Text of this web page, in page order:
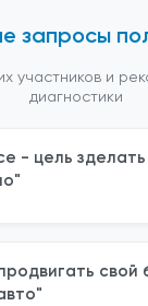
запросы
участников и
диагностики
- цель
свой